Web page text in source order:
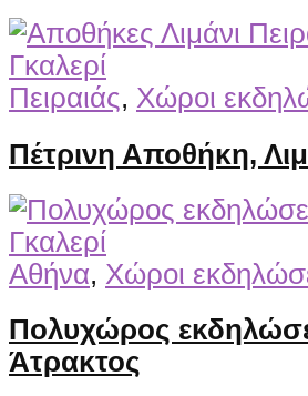
Γκαλερί
Πειραιάς, Χώροι
Πέτρινη Αποθήκη,
Γκαλερί
Αθήνα, Χώροι
Πολυχώρος
Άτρακτος